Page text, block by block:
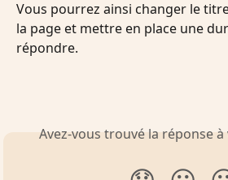
Vous pourrez ainsi changer le
la page et mettre en place une
répondre.
Avez-vous trouvé la réponse